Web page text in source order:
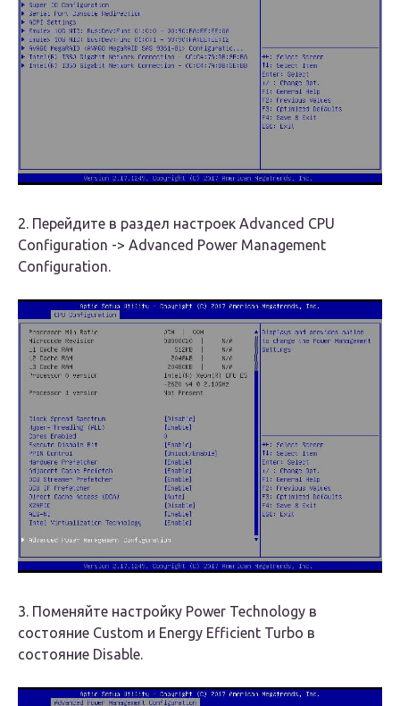
2. Перейдите в раздел настроек Advanced CPU
Configuration -> Advanced Power Management
Configuration.
3. Поменяйте настройку Power Technology в
состояние Custom и Energy Efficient Turbo в
состояние Disable.